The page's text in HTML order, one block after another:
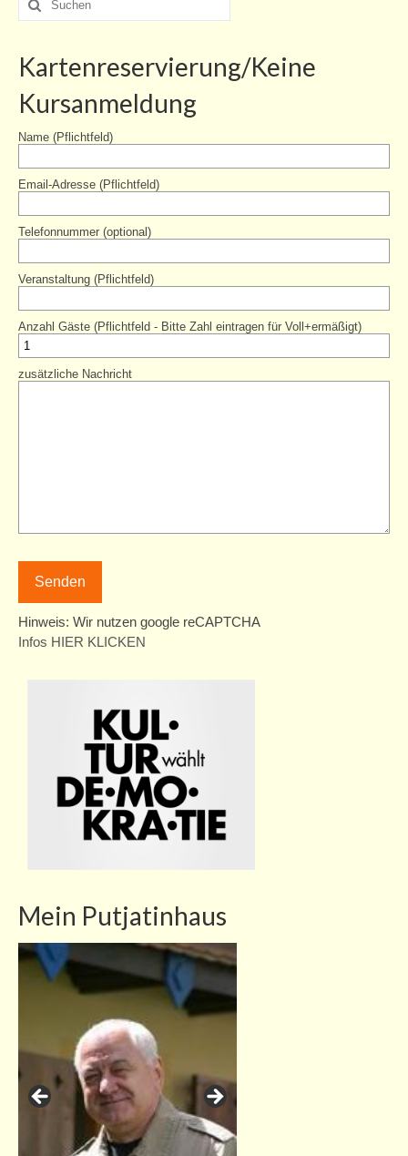
nach:
Kartenreservierung/Keine
Kursanmeldung
Name (Pflichtfeld)
Email-Adresse (Pflichtfeld)
Telefonnummer (optional)
Veranstaltung (Pflichtfeld)
Anzahl Gäste (Pflichtfeld - Bitte Zahl eintragen für Voll+ermäßigt)
zusätzliche Nachricht
Hinweis: Wir nutzen google reCAPTCHA
Infos HIER KLICKEN
Mein Putjatinhaus